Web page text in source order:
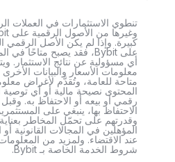
تنطوي الاستثمارات في العملات
كبيرة. وإذا لم يكن الأصل الرقمي
أي مسؤولية عن نتائج الاستثمار.
معلومات الأسعار والبيانات
متاحة للعامة، وتُقدَّم لأغراض
المحتوى نصيحة مالية أو أي
رقمي أو بيعه أو الاحتفاظ به.
الاحتفاظ بها، ينبغي على
وقدرتهم على تحمّل المخاطر
المؤهلين في المجالات القانونية أو
عند الاقتضاء. ولمزيد من
شروط الخدمة الخاصة بـ Bybit.